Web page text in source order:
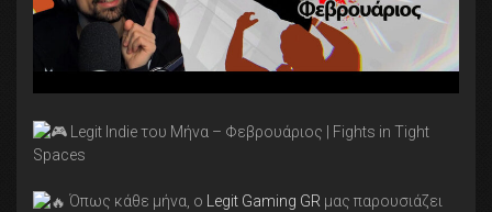
Legit Indie του Μήνα – Φεβρουάριος | Fights in Tight
Spaces
Όπως κάθε μήνα, ο Legit Gaming GR μας παρουσιάζει